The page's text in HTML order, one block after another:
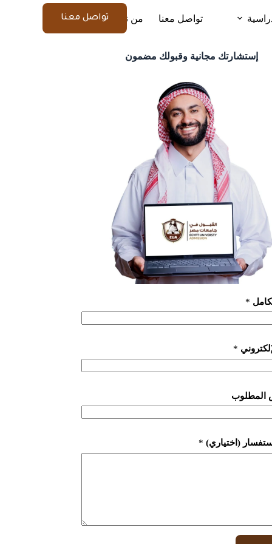
تواصل معنا من نحن المزيد
تواصل معنا
إستشارتك مجانية وقبولك مضمون
*
*
المطلوب
(اختياري) *